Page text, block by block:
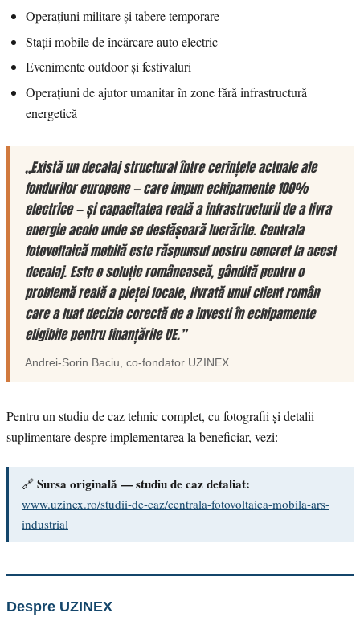
Operațiuni militare și tabere temporare
Stații mobile de încărcare auto electric
Evenimente outdoor și festivaluri
Operațiuni de ajutor umanitar în zone fără infrastructură
energetică
„Există un decalaj structural între cerințele actuale ale
fondurilor europene — care impun echipamente 100%
electrice — și capacitatea reală a infrastructurii de a livra
energie acolo unde se desfășoară lucrările. Centrala
fotovoltaică mobilă este răspunsul nostru concret la acest
decalaj. Este o soluție românească, gândită pentru o
problemă reală a pieței locale, livrată unui client român
care a luat decizia corectă de a investi în echipamente
eligibile pentru finanțările UE.”
Andrei-Sorin Baciu, co-fondator UZINEX
Pentru un studiu de caz tehnic complet, cu fotografii și detalii
suplimentare despre implementarea la beneficiar, vezi:
🔗 Sursa originală — studiu de caz detaliat:
www.uzinex.ro/studii-de-caz/centrala-fotovoltaica-mobila-ars-
industrial
Despre UZINEX